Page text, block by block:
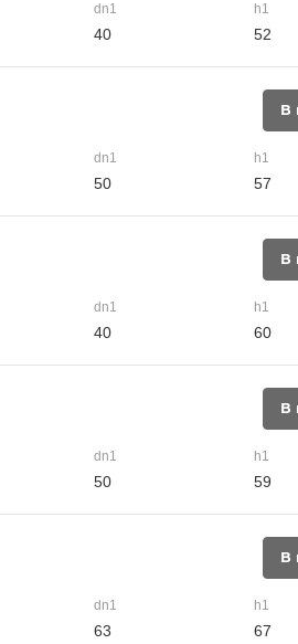
dn1
40
h1
52
В
dn1
50
h1
57
В
dn1
40
h1
60
В
dn1
50
h1
59
В
dn1
63
h1
67